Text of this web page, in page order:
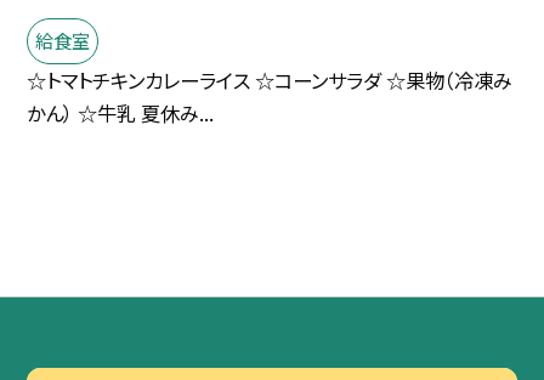
給食室
☆トマトチキンカレーライス ☆コーンサラダ ☆果物（冷凍み
かん） ☆牛乳 夏休み...